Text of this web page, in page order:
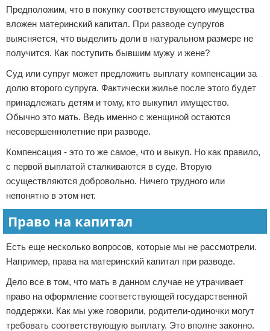
Предположим, что в покупку соответствующего имущества
вложен материнский капитал. При разводе супругов
выясняется, что выделить доли в натуральном размере не
получится. Как поступить бывшим мужу и жене?
Суд или супруг может предложить выплату компенсации за
долю второго супруга. Фактически жилье после этого будет
принадлежать детям и тому, кто выкупил имущество.
Обычно это мать. Ведь именно с женщиной остаются
несовершеннолетние при разводе.
Компенсация - это то же самое, что и выкуп. Но как правило,
с первой выплатой сталкиваются в суде. Вторую
осуществляются добровольно. Ничего трудного или
непонятно в этом нет.
Право на капитал
Есть еще несколько вопросов, которые мы не рассмотрели.
Например, права на материнский капитал при разводе.
Дело все в том, что мать в данном случае не утрачивает
право на оформление соответствующей государственной
поддержки. Как мы уже говорили, родители-одиночки могут
требовать соответствующую выплату. Это вполне законно.